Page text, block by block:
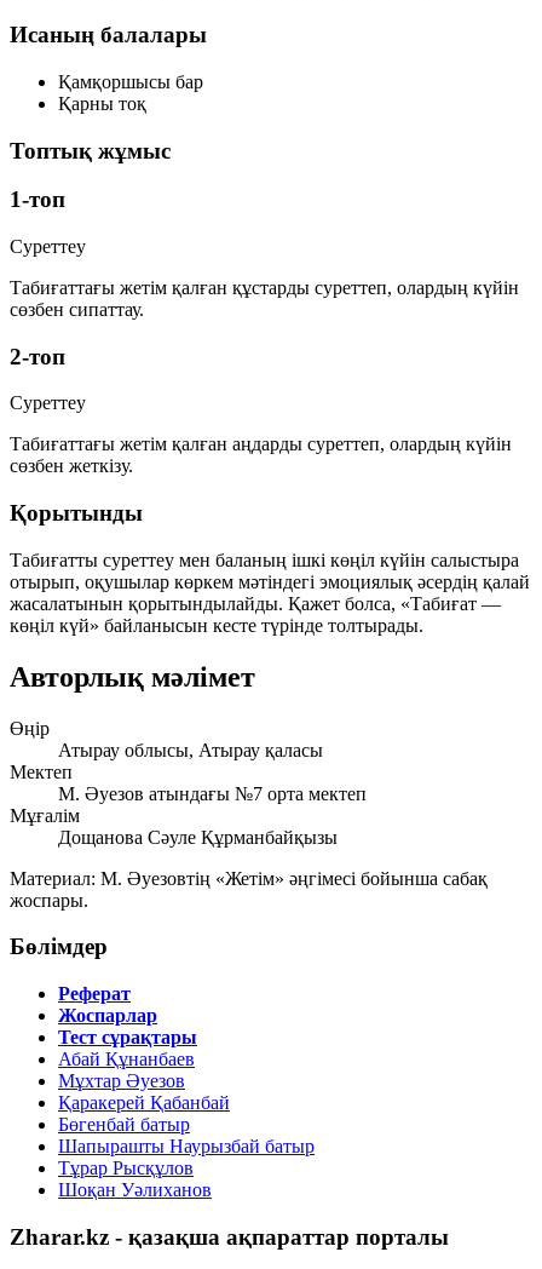
Исаның балалары
Қамқоршысы бар
Қарны тоқ
Топтық жұмыс
1-топ
Суреттеу
Табиғаттағы жетім қалған құстарды суреттеп, олардың күйін
сөзбен сипаттау.
2-топ
Суреттеу
Табиғаттағы жетім қалған аңдарды суреттеп, олардың күйін
сөзбен жеткізу.
Қорытынды
Табиғатты суреттеу мен баланың ішкі көңіл күйін салыстыра
отырып, оқушылар көркем мәтіндегі эмоциялық әсердің қалай
жасалатынын қорытындылайды. Қажет болса, «Табиғат —
көңіл күй» байланысын кесте түрінде толтырады.
Авторлық мәлімет
Өңір
Атырау облысы, Атырау қаласы
Мектеп
М. Әуезов атындағы №7 орта мектеп
Мұғалім
Дощанова Сәуле Құрманбайқызы
Материал: М. Әуезовтің «Жетім» әңгімесі бойынша сабақ
жоспары.
Бөлімдер
Реферат
Жоспарлар
Тест сұрақтары
Абай Құнанбаев
Мұхтар Әуезов
Қаракерей Қабанбай
Бөгенбай батыр
Шапырашты Наурызбай батыр
Тұрар Рысқұлов
Шоқан Уәлиханов
Zharar.kz - қазақша ақпараттар порталы